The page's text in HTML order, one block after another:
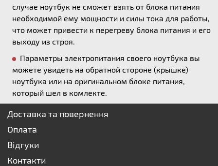
случае ноутбук не сможет взять от блока питания
необходимой ему мощности и силы тока для работы,
что может привести к перегреву блока питания и его
выходу из строя.
Параметры электропитания своего ноутбука вы
можете увидеть на обратной стороне (крышке)
ноутбука или на оригинальном блоке питания,
который шел в комлекте.
Доставка та повернення
Оплата
Відгуки
Контакти